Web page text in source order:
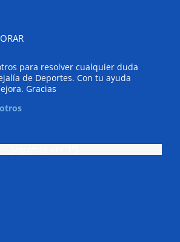
para resolver cualquier duda
de Deportes. Con tu ayuda
Gracias